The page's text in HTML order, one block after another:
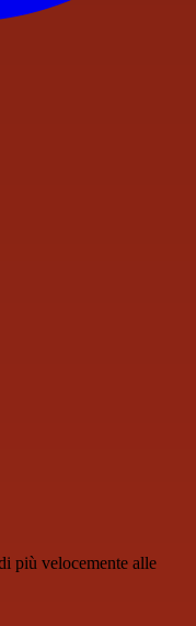
più velocemente alle